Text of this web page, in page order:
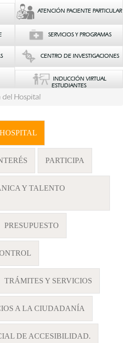
ATENCIÓN PACIENTE PARTICULAR
SERVICIOS Y PROGRAMAS
CENTRO DE INVESTIGACIONES
INDUCCIÓN VIRTUAL
ESTUDIANTES
Hospital
PARTICIPA
Y TALENTO
PRESUPUESTO
TRÁMITES Y SERVICIOS
A LA CIUDADANÍA
DE ACCESIBILIDAD.